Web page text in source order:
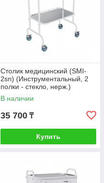
Столик медицинский (SMI-
2sn) (Инструментальный, 2
полки - стекло, нерж.)
Антистатические колеса
В наличии
35 700 ₸
Купить